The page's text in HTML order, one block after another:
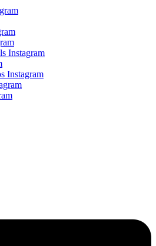
Instagram
Instagram